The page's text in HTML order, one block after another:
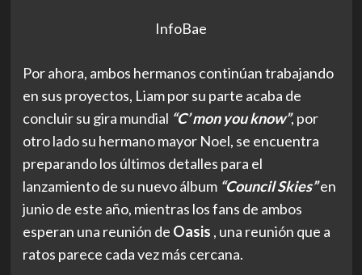
InfoBae
Por ahora, ambos hermanos continúan trabajando
en sus proyectos, Liam por su parte acaba de
concluir su gira mundial “C’ mon you know”, por
otro lado su hermano mayor Noel, se encuentra
preparando los últimos detalles para el
lanzamiento de su nuevo álbum “Council Skies”en
junio de este año, mientras los fans de ambos
esperan una reunión de Oasis , una reunión que a
ratos parece cada vez más cercana.